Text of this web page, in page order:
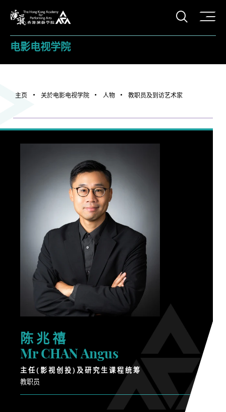
打开
电影电视学院
主页 关於电影电视学院 人物 教职员及到访艺术家
陈 兆 禧
Mr CHAN Angus
主 任 ( 影 视 创 投 ) 及 研 究 生 课 程 统 筹
教职员